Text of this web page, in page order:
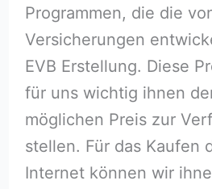
Programmen, die die
Versicherungen
EVB Erstellung. Diese
für uns wichtig ihnen
möglichen Preis zur
stellen. Für das Kaufen
Internet können wir